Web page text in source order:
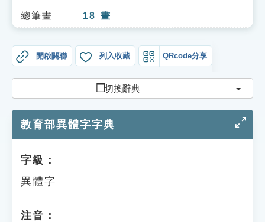
單字索引
貓頭鷹博士
總筆畫 18 畫
開啟關聯 列入收藏 QRcode分享
切換辭典 切換
教育部異體字字典
字級：
異體字
注音：